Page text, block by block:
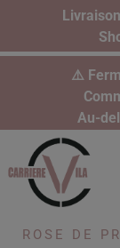
⚠️
Au-
ROSE DE